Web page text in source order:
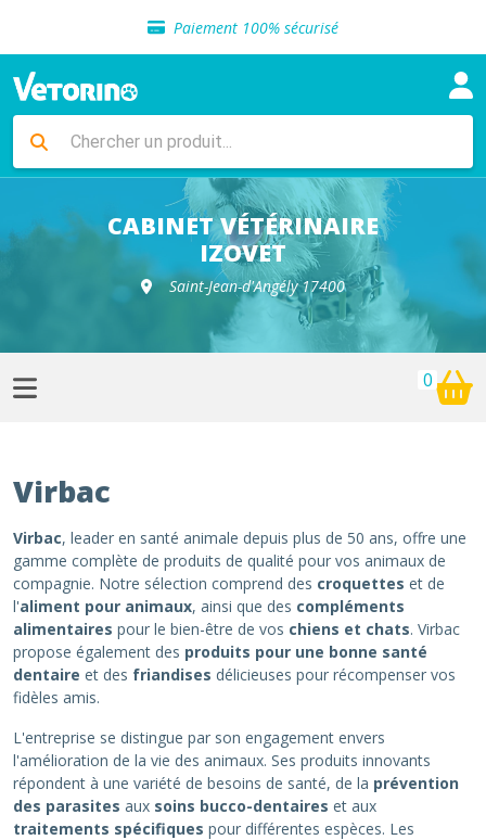
Paiement 100% sécurisé
Livraison gratuite en clinique vétérinaire
Sélection de croquettes vétérinaire
Livraison gratuite en clinique vétérinaire
Retour gratuit en clinique
Sélection de croquettes vétérinaire
CABINET VÉTÉRINAIRE
IZOVET
Saint-Jean-d'Angély 17400
0
Virbac
Virbac, leader en santé animale depuis plus de 50 ans, offre une
gamme complète de produits de qualité pour vos animaux de
compagnie. Notre sélection comprend des croquettes et de
l'aliment pour animaux, ainsi que des compléments
alimentaires pour le bien-être de vos chiens et chats. Virbac
propose également des produits pour une bonne santé
dentaire et des friandises délicieuses pour récompenser vos
fidèles amis.
L'entreprise se distingue par son engagement envers
l'amélioration de la vie des animaux. Ses produits innovants
répondent à une variété de besoins de santé, de la prévention
des parasites aux soins bucco-dentaires et aux
traitements spécifiques pour différentes espèces. Les